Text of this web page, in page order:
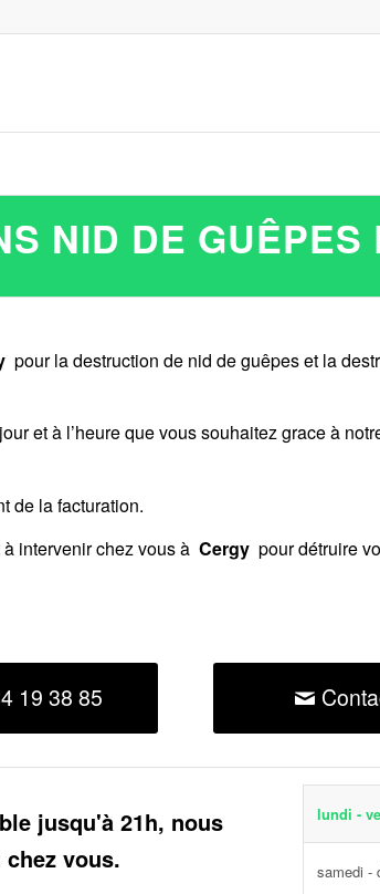
NID DE
pour la destruction de nid de guêpes et la
et à l’heure que vous souhaitez grace à
de la facturation.
à intervenir chez vous à Cergy pour détruire
19 38 85
jusqu'à 21h, nous
vous.
lundi -
samedi -